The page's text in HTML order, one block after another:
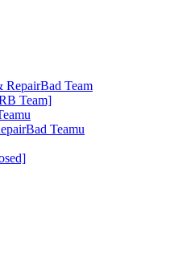
Team
Team]
Teamu